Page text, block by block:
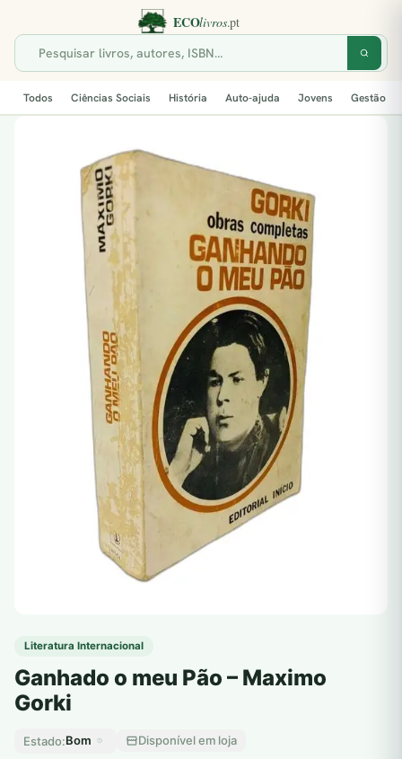
Todos Ciências Sociais História Auto-ajuda Jovens Gestão
Literatura Internacional
Ganhado o meu Pão – Maximo
Gorki
Estado:Bom Disponível em loja